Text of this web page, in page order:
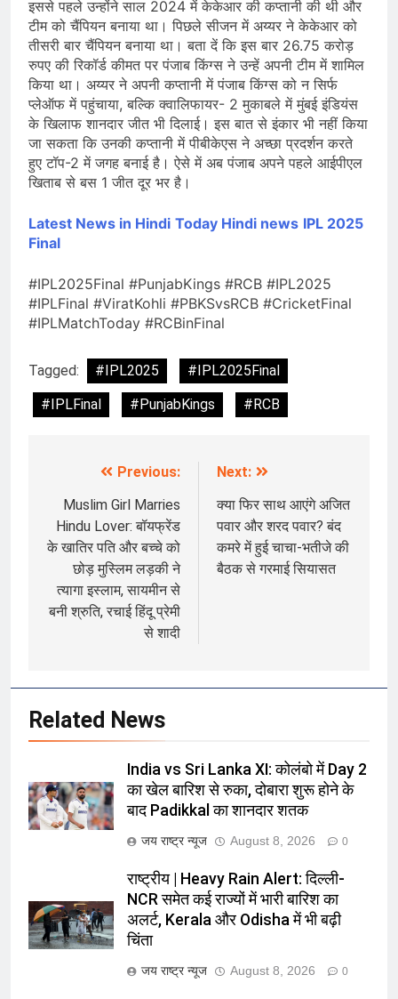
इससे पहले उन्होंने साल 2024 में केकेआर की कप्तानी की थी और
टीम को चैंपियन बनाया था। पिछले सीजन में अय्यर ने केकेआर को
तीसरी बार चैंपियन बनाया था। बता दें कि इस बार 26.75 करोड़
रुपए की रिकॉर्ड कीमत पर पंजाब किंग्स ने उन्हें अपनी टीम में शामिल
किया था। अय्यर ने अपनी कप्तानी में पंजाब किंग्स को न सिर्फ
प्लेऑफ में पहुंचाया, बल्कि क्वालिफायर- 2 मुकाबले में मुंबई इंडियंस
के खिलाफ शानदार जीत भी दिलाई। इस बात से इंकार भी नहीं किया
जा सकता कि उनकी कप्तानी में पीबीकेएस ने अच्छा प्रदर्शन करते
हुए टॉप-2 में जगह बनाई है। ऐसे में अब पंजाब अपने पहले आईपीएल
खिताब से बस 1 जीत दूर भर है।
Latest News in Hindi Today Hindi news IPL 2025
Final
#IPL2025Final #PunjabKings #RCB #IPL2025
#IPLFinal #ViratKohli #PBKSvsRCB #CricketFinal
#IPLMatchToday #RCBinFinal
Tagged: #IPL2025
#IPL2025Final
#IPLFinal
#PunjabKings #RCB
navigation
Previous:
Muslim Girl Marries
Hindu Lover: बॉयफ्रेंड
के खातिर पति और बच्चे को
छोड़ मुस्लिम लड़की ने
त्यागा इस्लाम, सायमीन से
बनी श्रुति, रचाई हिंदू प्रेमी
से शादी
Next:
क्या फिर साथ आएंगे अजित
पवार और शरद पवार? बंद
कमरे में हुई चाचा-भतीजे की
बैठक से गरमाई सियासत
Related News
India vs Sri Lanka XI: कोलंबो में Day 2
का खेल बारिश से रुका, दोबारा शुरू होने के
बाद Padikkal का शानदार शतक
जय राष्ट्र न्यूज August 8, 2026 0
राष्ट्रीय | Heavy Rain Alert: दिल्ली-
NCR समेत कई राज्यों में भारी बारिश का
अलर्ट, Kerala और Odisha में भी बढ़ी
चिंता
जय राष्ट्र न्यूज August 8, 2026 0